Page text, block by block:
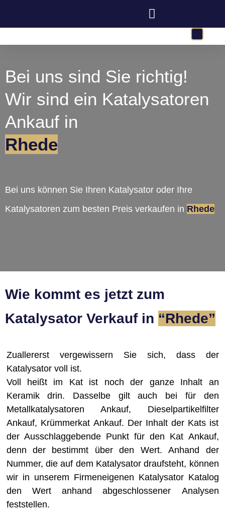
Bei uns sind Sie richtig!
Wir sind ein Katalysatoren
Ankauf in
Rhede
Bei uns können Sie Ihren Katalysator oder Ihre
Katalysatoren zum besten Preis verkaufen in Rhede
Wie kommt es jetzt zum
Katalysator Verkauf in “Rhede ”
Zuallererst vergewissern Sie sich, dass der
Katalysator voll ist.
Voll heißt im Kat ist noch der ganze Inhalt an
Keramik drin. Dasselbe gilt auch bei für den
Metallkatalysatoren Ankauf, Dieselpartikelfilter
Ankauf, Krümmerkat Ankauf. Der Inhalt der Kats ist
der Ausschlaggebende Punkt für den Kat Ankauf,
denn der bestimmt über den Wert. Anhand der
Nummer, die auf dem Katalysator draufsteht, können
wir in unserem Firmeneigenen Katalysator Katalog
den Wert anhand abgeschlossener Analysen
feststellen.